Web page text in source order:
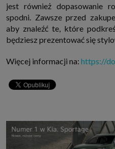
jest również dopasowanie
spodni. Zawsze przed
aby znaleźć te, które
będziesz prezentować się
Więcej informacji na: https://